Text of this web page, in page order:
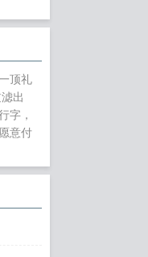
顶礼
出
字，
意付